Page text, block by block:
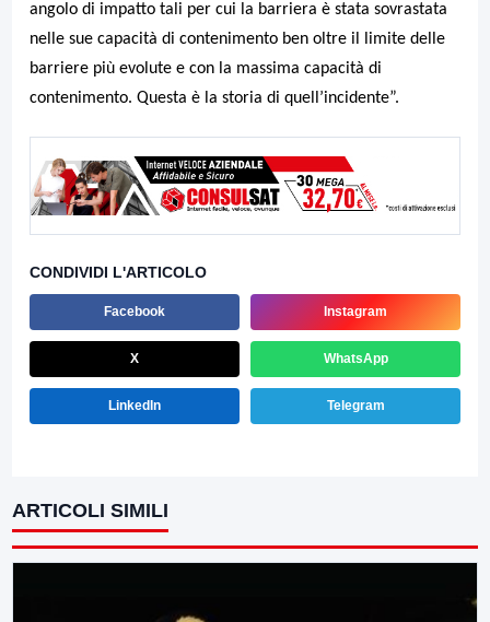
angolo di impatto tali per cui la barriera è stata sovrastata
nelle sue capacità di contenimento ben oltre il limite delle
barriere più evolute e con la massima capacità di
contenimento. Questa è la storia di quell’incidente”.
CONDIVIDI L'ARTICOLO
Facebook Instagram
X WhatsApp
LinkedIn Telegram
ARTICOLI SIMILI